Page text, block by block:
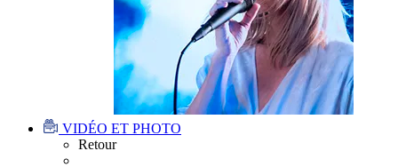
VIDÉO ET PHOTO
Retour